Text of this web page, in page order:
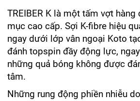
TREIBER K là một tấm vợt hàng
mục cao cấp. Sợi K-fibre hiệu
ngay dưới lớp vân ngoại Koto
đánh topspin đầy động lực,
những quả bóng không được
tâm.
Những rung động phiền nhiễu